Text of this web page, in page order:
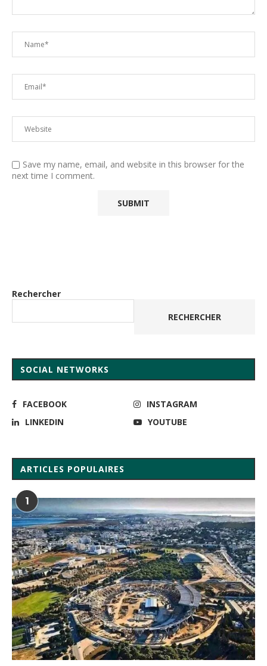
Save my name, email, and website in this browser for the
next time I comment.
Rechercher
RECHERCHER
SOCIAL NETWORKS
FACEBOOK
INSTAGRAM
LINKEDIN
YOUTUBE
ARTICLES POPULAIRES
1